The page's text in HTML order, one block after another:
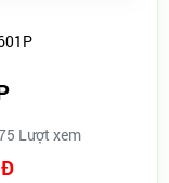
Lượt xem